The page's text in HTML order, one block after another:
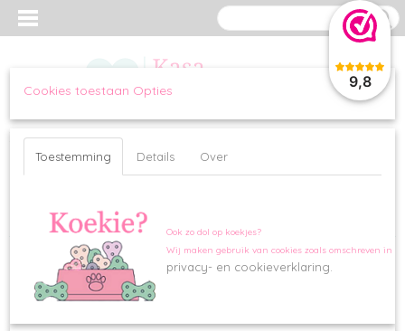
9,8
Inloggen Registreren
Halsband
Cookies toestaan Opties
Toestemming Details Over
Ook zo dol op koekjes?
Wij maken gebruik van cookies zoals omschreven in
privacy- en cookieverklaring.